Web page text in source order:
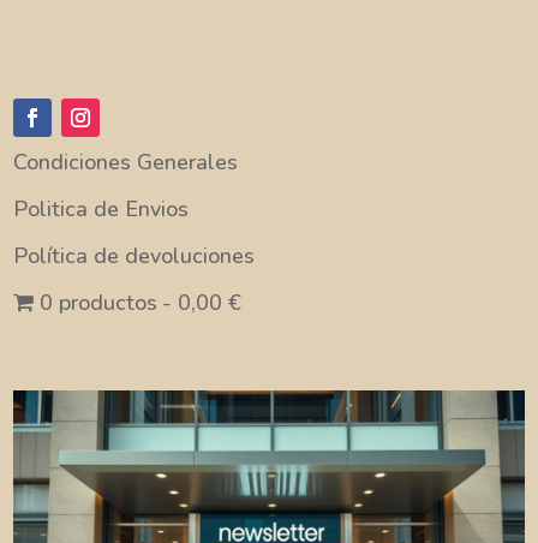
Condiciones Generales
Politica de Envios
Política de devoluciones
0 productos
0,00 €